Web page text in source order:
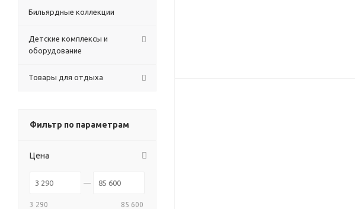
Бильярдные коллекции
Детские комплексы и
оборудование
Товары для отдыха
Фильтр по параметрам
Цена
3 290 85 600